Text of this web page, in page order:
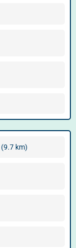
(9.7 km)